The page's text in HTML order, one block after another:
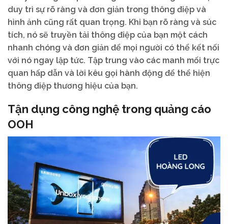
duy trì sự rõ ràng và đơn giản trong thông điệp và
hình ảnh cũng rất quan trọng. Khi bạn rõ ràng và súc
tích, nó sẽ truyền tải thông điệp của bạn một cách
nhanh chóng và đơn giản để mọi người có thể kết nối
với nó ngay lập tức. Tập trung vào các manh mối trực
quan hấp dẫn và lời kêu gọi hành động để thể hiện
thông điệp thương hiệu của bạn.
Tận dụng công nghệ trong quảng cáo
OOH